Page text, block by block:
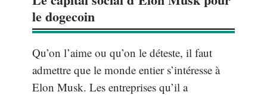
le dogecoin
Qu’on l’aime ou qu’on le déteste, il faut
admettre que le monde entier s’intéresse à
Elon Musk. Les entreprises qu’il a